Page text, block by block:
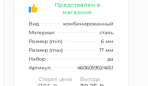
Представлен в
магазине
Вид
комбинированный
Материал
сталь
Размер (min)
6 мм
Размер (max)
17 мм
Набор
да
Артикул:
4606059024651
Старая цена: Выгода: